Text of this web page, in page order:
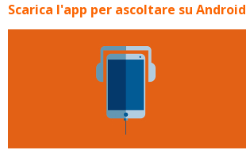
Scarica l'app per ascoltare su Android